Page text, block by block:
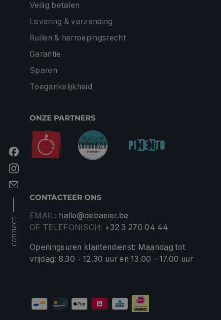
connect
Veilig betalen
Levering & verzending
Ruilen & herroepingsrecht
Garantie
Sparen
Toegankelijkheid
ONZE PARTNERS
CONTACTEER ONS
EMAIL: hallo@debanier.be
OF TELEFONISCH: +32 3 270 04 44
Openingsuren klantendienst: Maandag tot
vrijdag: 8.30 - 12.30 uur en 13.00 - 17.00 uur